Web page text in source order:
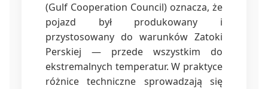
(Gulf Cooperation Council) oznacza, że
pojazd był produkowany i
przystosowany do warunków Zatoki
Perskiej — przede wszystkim do
ekstremalnych temperatur. W praktyce
różnice techniczne sprowadzają się